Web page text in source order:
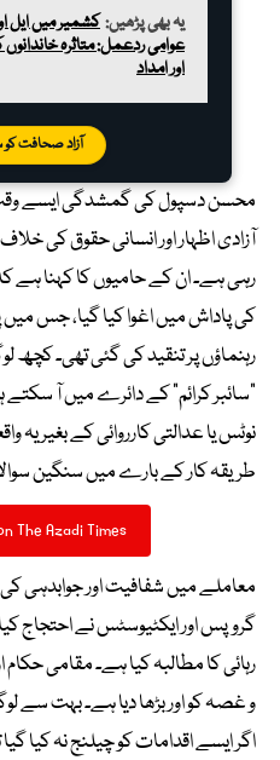
یہ بھی پڑھیں:کشمیر میں ایل
عوامی ردعمل: متاثرہ
اور امداد
آزاد صحافت
محسن دسپول کی گمشدگی ایسے
آزادی اظہار اور انسانی حقوق کی
رہی ہے۔ ان کے حامیوں کا کہنا ہے
کی پاداش میں اغوا کیا گیا، جس
رہنماؤں پر تنقید کی گئی تھی۔ کچھ
“سائبر کرائم” کے دائرے میں آ
نوٹس یا عدالتی کارروائی کے بغیر یہ
طریقہ کار کے بارے میں سنگین
The Azadi Times
معاملے میں شفافیت اور جوابدہی
گروپس اور ایکٹیوسٹس نے احتجاج
رہائی کا مطالبہ کیا ہے۔ مقامی
و غصہ کو اور بڑھا دیا ہے۔ بہت سے
اگر ایسے اقدامات کو چیلنج نہ کیا گیا